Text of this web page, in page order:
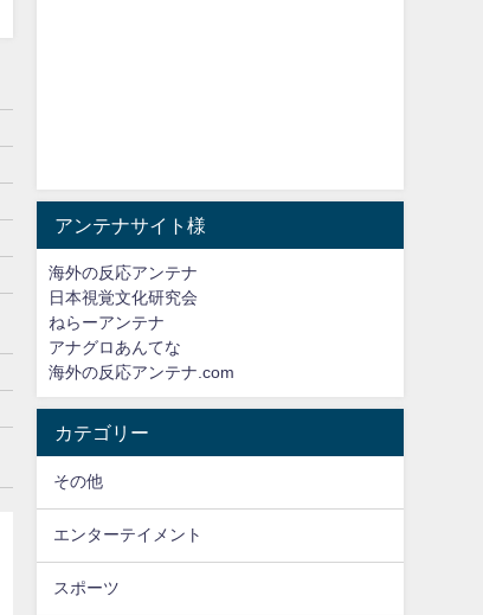
アンテナサイト様
海外の反応アンテナ
日本視覚文化研究会
ねらーアンテナ
アナグロあんてな
海外の反応アンテナ.com
カテゴリー
その他
エンターテイメント
スポーツ